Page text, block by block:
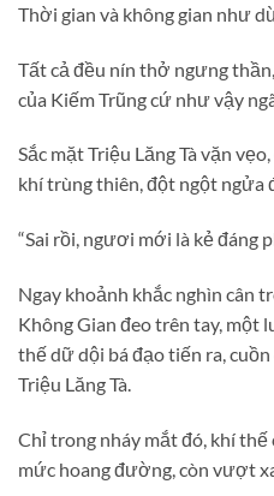
Thời gian và không gian như
Tất cả đều nín thở ngưng
của Kiếm Trũng cứ như vậy
Sắc mặt Triệu Lăng Tà vặn
khí trùng thiên, đột ngột ngửa
“Sai rồi, ngươi mới là kẻ đáng
Ngay khoảnh khắc nghìn cân
Không Gian đeo trên tay, một
thế dữ dội bá đạo tiến ra,
Triệu Lăng Tà.
Chỉ trong nháy mắt đó, khí thế
mức hoang đường, còn vượt